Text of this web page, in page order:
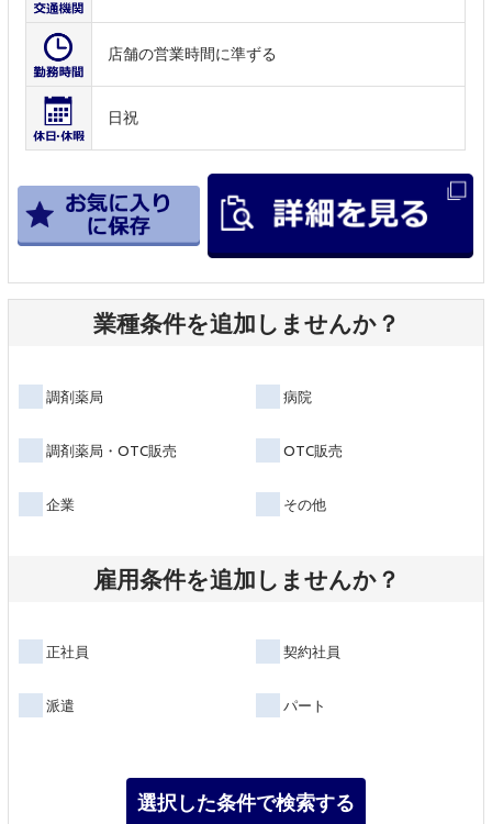
店舗の営業時間に準ずる
日祝
業種条件を追加しませんか？
調剤薬局 病院
調剤薬局・OTC販売 OTC販売
企業 その他
雇用条件を追加しませんか？
正社員 契約社員
派遣 パート